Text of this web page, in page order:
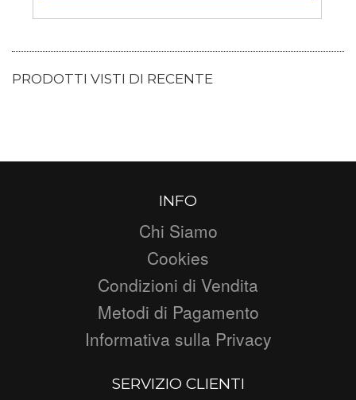
PRODOTTI VISTI DI RECENTE
INFO
Chi Siamo
Cookies
Condizioni di Vendita
Metodi di Pagamento
Informativa sulla Privacy
SERVIZIO CLIENTI